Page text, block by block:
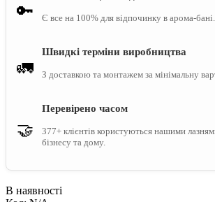
🔑 Є все на 100% для відпочинку в арома-бані.
🚛
Швидкі терміни виробництва
З доставкою та монтажем за мінімальну
🤝
Перевірено часом
377+ клієнтів користуються нашими
бізнесу та дому.
В наявності